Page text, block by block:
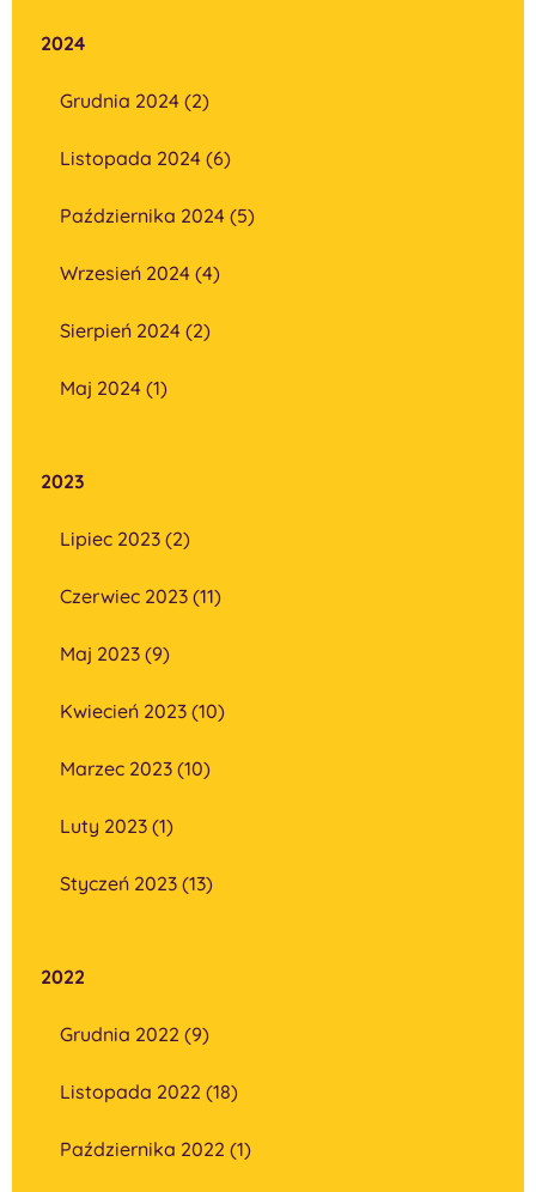
2024
Grudnia 2024 (2)
Listopada 2024 (6)
Października 2024 (5)
Wrzesień 2024 (4)
Sierpień 2024 (2)
Maj 2024 (1)
2023
Lipiec 2023 (2)
Czerwiec 2023 (11)
Maj 2023 (9)
Kwiecień 2023 (10)
Marzec 2023 (10)
Luty 2023 (1)
Styczeń 2023 (13)
2022
Grudnia 2022 (9)
Listopada 2022 (18)
Października 2022 (1)